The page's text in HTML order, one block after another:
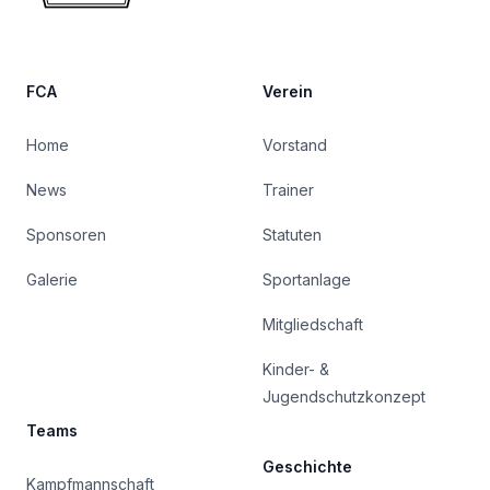
FCA
Home
News
Sponsoren
Galerie
Teams
Kampfmannschaft
Verein
Vorstand
Trainer
Statuten
Sportanlage
Mitgliedschaft
Kinder- &
Jugendschutzkonzept
Geschichte